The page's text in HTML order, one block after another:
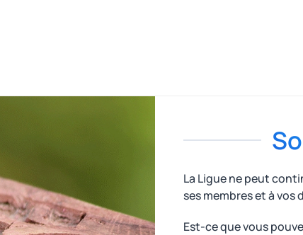
La Ligue ne peut
ses membres et à vos
Est-ce que vous